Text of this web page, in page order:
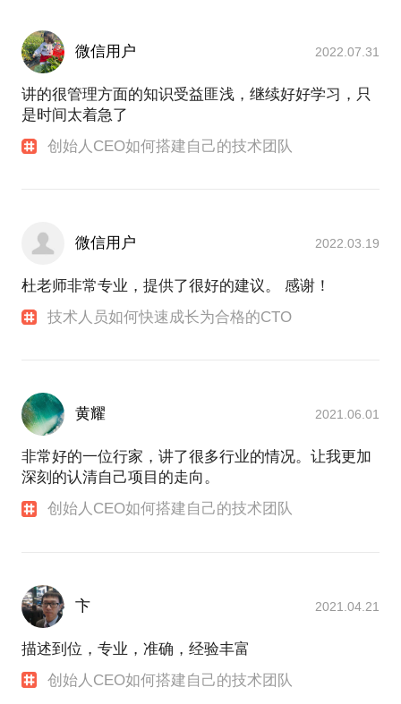
目标。
在过去10年的创业过程中我见过很多创业者，更能理
解他们的需求和苦恼，在他们身上我看到了很多共性
问题。比如：创业如何找到合伙人？中小型企业如何
解决招聘难的问题？创业公司如何处理好和客户的关
微信用户 2022.07.31
讲的很管理方面的知识受益匪浅，继续好好学习，只
是时间太着急了
创始人CEO如何搭建自己的技术团队
微信用户 2022.03.19
杜老师非常专业，提供了很好的建议。 感谢！
技术人员如何快速成长为合格的CTO
黄耀 2021.06.01
非常好的一位行家，讲了很多行业的情况。让我更加
深刻的认清自己项目的走向。
创始人CEO如何搭建自己的技术团队
卞 2021.04.21
描述到位，专业，准确，经验丰富
创始人CEO如何搭建自己的技术团队